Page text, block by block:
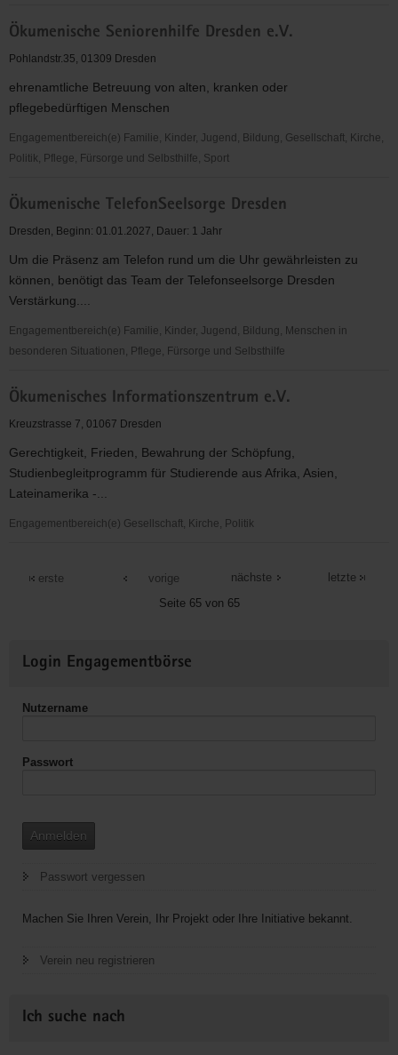
Seniorenhilfe
Dresden
V.
Ökumenische Seniorenhilfe Dresden e.V.
Pohlandstr.35, 01309 Dresden
ehrenamtliche Betreuung von alten, kranken oder
pflegebedürftigen Menschen
Engagementbereich(e) Familie, Kinder, Jugend, Bildung, Gesellschaft, Kirche,
Politik, Pflege, Fürsorge und Selbsthilfe, Sport
Seniorenhilfe
Dresden
Ökumenische TelefonSeelsorge Dresden
Dresden, Beginn: 01.01.2027, Dauer: 1 Jahr
Um die Präsenz am Telefon rund um die Uhr gewährleisten zu
können, benötigt das Team der Telefonseelsorge Dresden
Verstärkung....
Engagementbereich(e) Familie, Kinder, Jugend, Bildung, Menschen in
besonderen Situationen, Pflege, Fürsorge und Selbsthilfe
TelefonSeelsorge
Dresden
Ökumenisches Informationszentrum e.V.
Kreuzstrasse 7, 01067 Dresden
Gerechtigkeit, Frieden, Bewahrung der Schöpfung,
Studienbegleitprogramm für Studierende aus Afrika, Asien,
Lateinamerika -...
Engagementbereich(e) Gesellschaft, Kirche, Politik
Informationszentrum
erste
vorige
Seite 65 von 65
nächste letzte
Informationen
Login Engagementbörse
Nutzername
Passwort
Anmelden
Passwort vergessen
Machen Sie Ihren Verein, Ihr Projekt oder Ihre Initiative bekannt.
Verein neu registrieren
Ich suche nach